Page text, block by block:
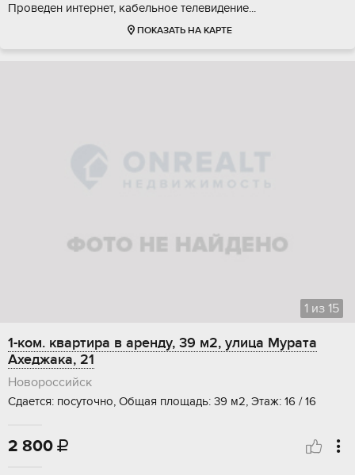
Проведен интернет, кабельное телевидение...
ПОКАЗАТЬ НА КАРТЕ
1 из 15
1-ком. квартира в аренду, 39 м2, улица Мурата
Ахеджака, 21
Новороссийск
Сдается: посуточно, Общая площадь: 39 м2, Этаж: 16 / 16
2 800 